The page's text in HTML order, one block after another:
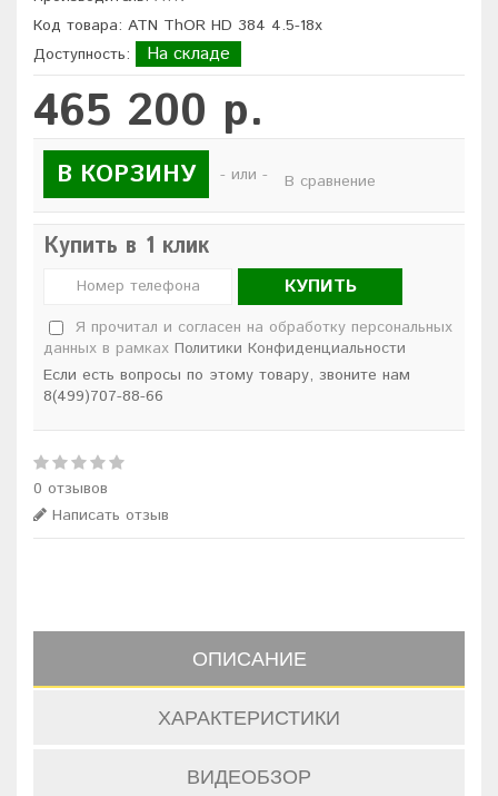
Код товара: ATN ThOR HD 384 4.5-18x
Доступность:
На складе
465 200 р.
В КОРЗИНУ - или - В сравнение
Купить в 1 клик
КУПИТЬ
Я прочитал и согласен на обработку персональных
данных в рамках Политики Конфиденциальности
Если есть вопросы по этому товару, звоните нам
8(499)707-88-66
0 отзывов
Написать отзыв
ОПИСАНИЕ
ХАРАКТЕРИСТИКИ
ВИДЕОБЗОР